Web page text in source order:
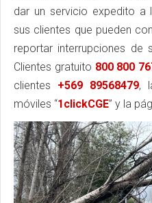
dar un servicio expedito a
sus clientes que pueden
reportar interrupciones de
Clientes gratuito 800 800
clientes +569 89568479,
móviles “1clickCGE” y la